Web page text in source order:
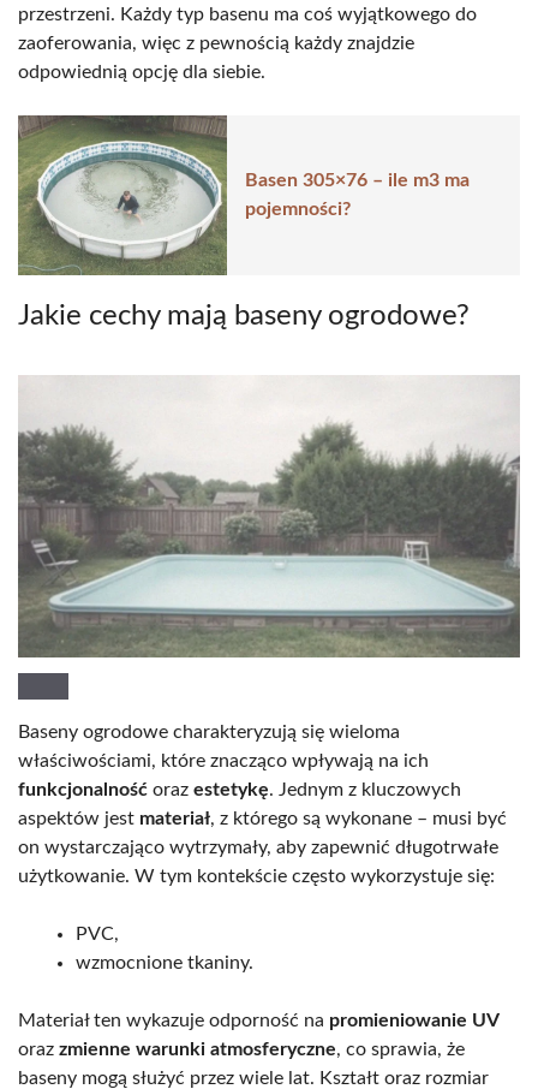
przestrzeni. Każdy typ basenu ma coś wyjątkowego do
zaoferowania, więc z pewnością każdy znajdzie
odpowiednią opcję dla siebie.
Basen 305×76 – ile m3 ma
pojemności?
Jakie cechy mają baseny ogrodowe?
Baseny ogrodowe charakteryzują się wieloma
właściwościami, które znacząco wpływają na ich
funkcjonalność oraz estetykę. Jednym z kluczowych
aspektów jest materiał, z którego są wykonane – musi być
on wystarczająco wytrzymały, aby zapewnić długotrwałe
użytkowanie. W tym kontekście często wykorzystuje się:
PVC,
wzmocnione tkaniny.
Materiał ten wykazuje odporność na promieniowanie UV
oraz zmienne warunki atmosferyczne, co sprawia, że
baseny mogą służyć przez wiele lat. Kształt oraz rozmiar